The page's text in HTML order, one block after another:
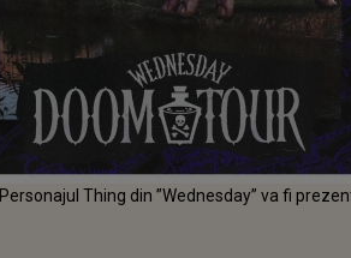
Personajul Thing din ”Wednesday” va fi